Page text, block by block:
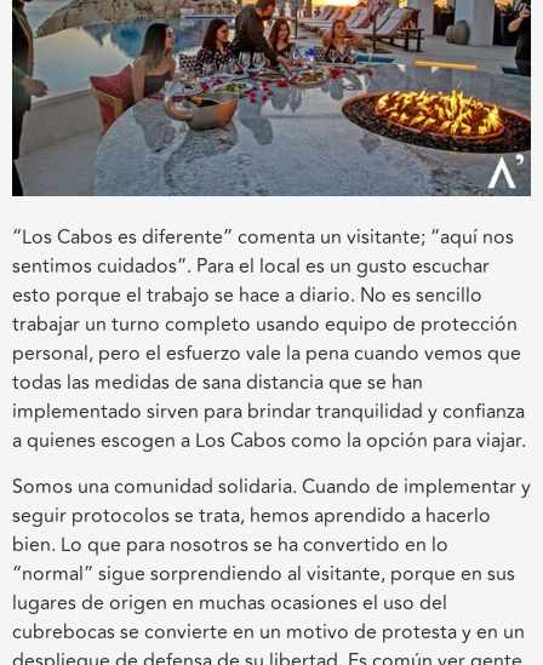
“Los Cabos es diferente” comenta un visitante; “aquí nos
sentimos cuidados”. Para el local es un gusto escuchar
esto porque el trabajo se hace a diario. No es sencillo
trabajar un turno completo usando equipo de protección
personal, pero el esfuerzo vale la pena cuando vemos que
todas las medidas de sana distancia que se han
implementado sirven para brindar tranquilidad y confianza
a quienes escogen a Los Cabos como la opción para viajar.
Somos una comunidad solidaria. Cuando de implementar y
seguir protocolos se trata, hemos aprendido a hacerlo
bien. Lo que para nosotros se ha convertido en lo
“normal” sigue sorprendiendo al visitante, porque en sus
lugares de origen en muchas ocasiones el uso del
cubrebocas se convierte en un motivo de protesta y en un